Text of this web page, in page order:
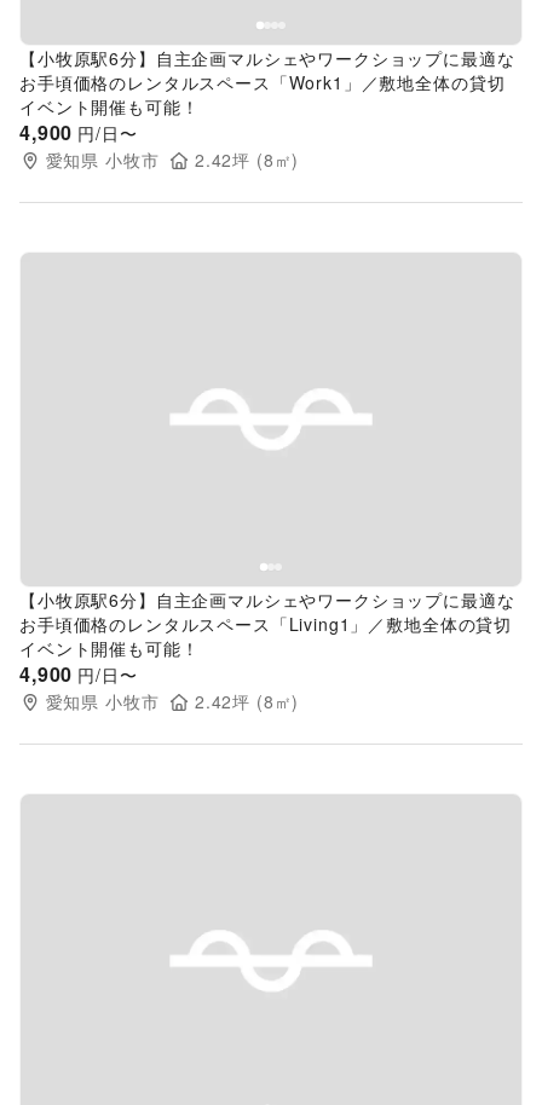
【小牧原駅6分】自主企画マルシェやワークショップに最適な
お手頃価格のレンタルスペース「Work1」／敷地全体の貸切
イベント開催も可能！
4,900 円/日〜
愛知県 小牧市 2.42坪 (8 ㎡)
Previous slide
【小牧原駅6分】自主企画マルシェやワークショップに最適な
お手頃価格のレンタルスペース「Living1」／敷地全体の貸切
イベント開催も可能！
4,900 円/日〜
愛知県 小牧市 2.42坪 (8 ㎡)
Previous slide